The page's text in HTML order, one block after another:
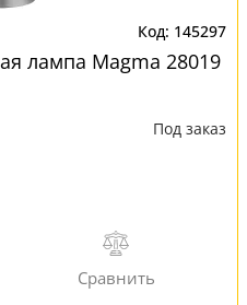
145297
лампа Magma 28019
Под заказ